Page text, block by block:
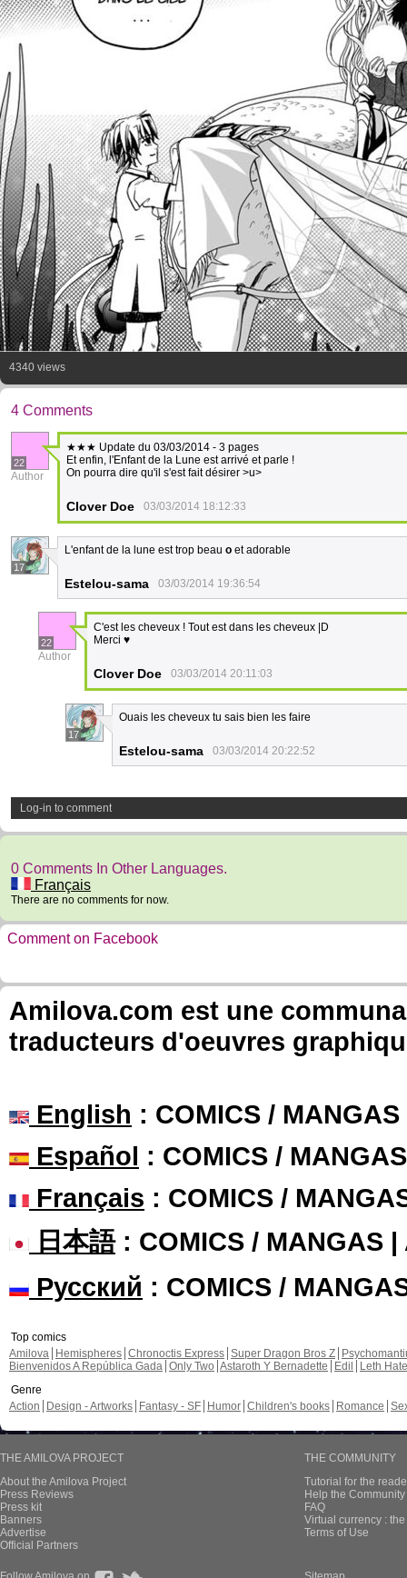
4340 views
4 Comments
22
Author
★★★ Update du 03/03/2014 - 3 pages
Et enfin, l'Enfant de la Lune est arrivé et parle !
On pourra dire qu'il s'est fait désirer >u>
Clover Doe 03/03/2014 18:12:33
17
L'enfant de la lune est trop beau o et adorable
Estelou-sama 03/03/2014 19:36:54
22
Author
C'est les cheveux ! Tout est dans les cheveux |D
Merci ♥
Clover Doe 03/03/2014 20:11:03
17
Ouais les cheveux tu sais bien les faire
Estelou-sama 03/03/2014 20:22:52
Log-in to comment
0 Comments In Other Languages.
Français
There are no comments for now.
Comment on Facebook
Amilova.com est une
traducteurs d'oeuvres
English : COMICS /
Español : COMICS /
Français : COMICS /
日本語: COMICS / MANGAS |
Русский : COMICS /
Top comics
Amilova
Hemispheres Chronoctis Express Super Dragon Bros Z
Bienvenidos A República Gada Only Two Astaroth Y Bernadette Edil
Leth Hate
Genre
Action
Design - Artworks Fantasy - SF Humor Children's books Romance
THE AMILOVA PROJECT
About the Amilova Project
Press Reviews
Press kit
Banners
Advertise
Official Partners
THE COMMUNITY
Tutorial for the
Help the
FAQ
Virtual currency :
Terms of Use